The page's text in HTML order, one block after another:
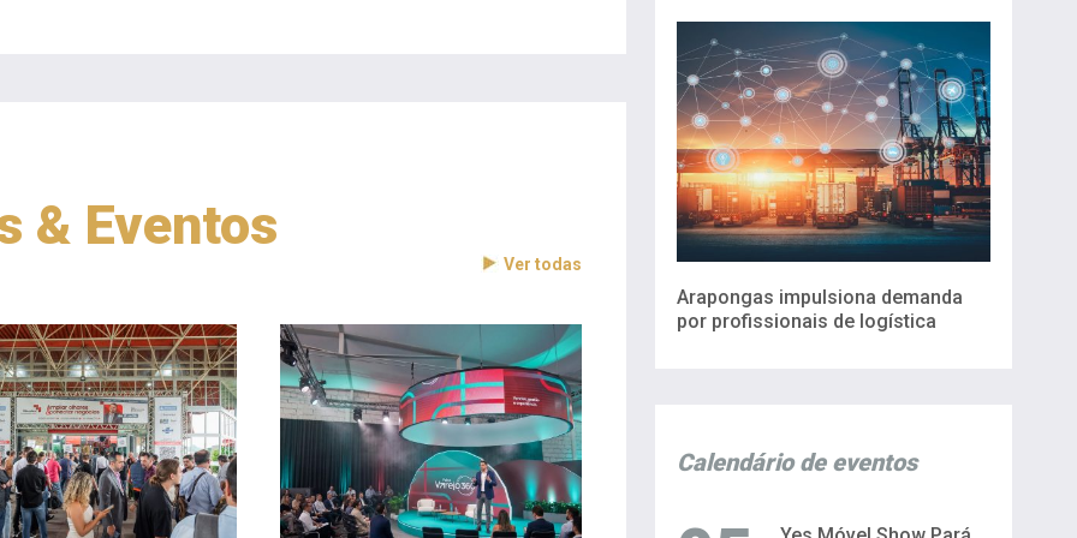
& Eventos
Ver todas
Arapongas impulsiona demanda
por profissionais de logística
Calendário de eventos